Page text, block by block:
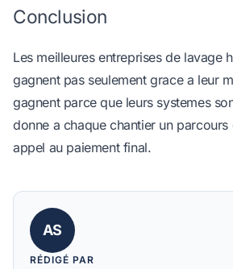
Conclusion
Les meilleures entreprises de lavage
gagnent pas seulement grace a leur
gagnent parce que leurs systemes
donne a chaque chantier un
appel au paiement final.
AS
RÉDIGÉ PAR